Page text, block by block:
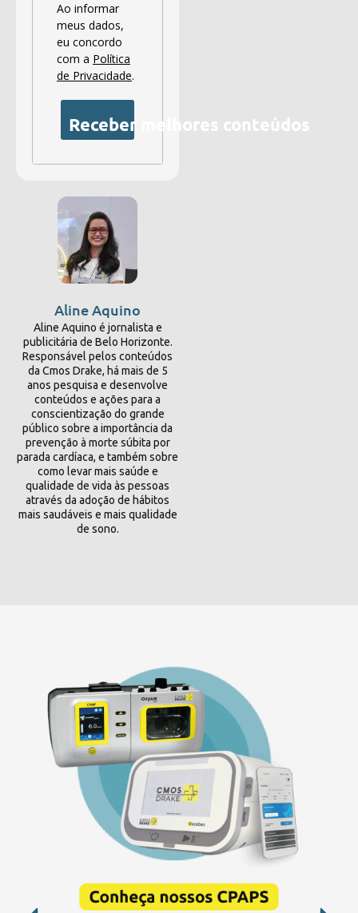
Ao informar
meus dados,
eu concordo
com a Política
de Privacidade.
Receber melhores conteúdos
Aline Aquino
Aline Aquino é jornalista e
publicitária de Belo Horizonte.
Responsável pelos conteúdos
da Cmos Drake, há mais de 5
anos pesquisa e desenvolve
conteúdos e ações para a
conscientização do grande
público sobre a importância da
prevenção à morte súbita por
parada cardíaca, e também sobre
como levar mais saúde e
qualidade de vida às pessoas
através da adoção de hábitos
mais saudáveis e mais qualidade
de sono.